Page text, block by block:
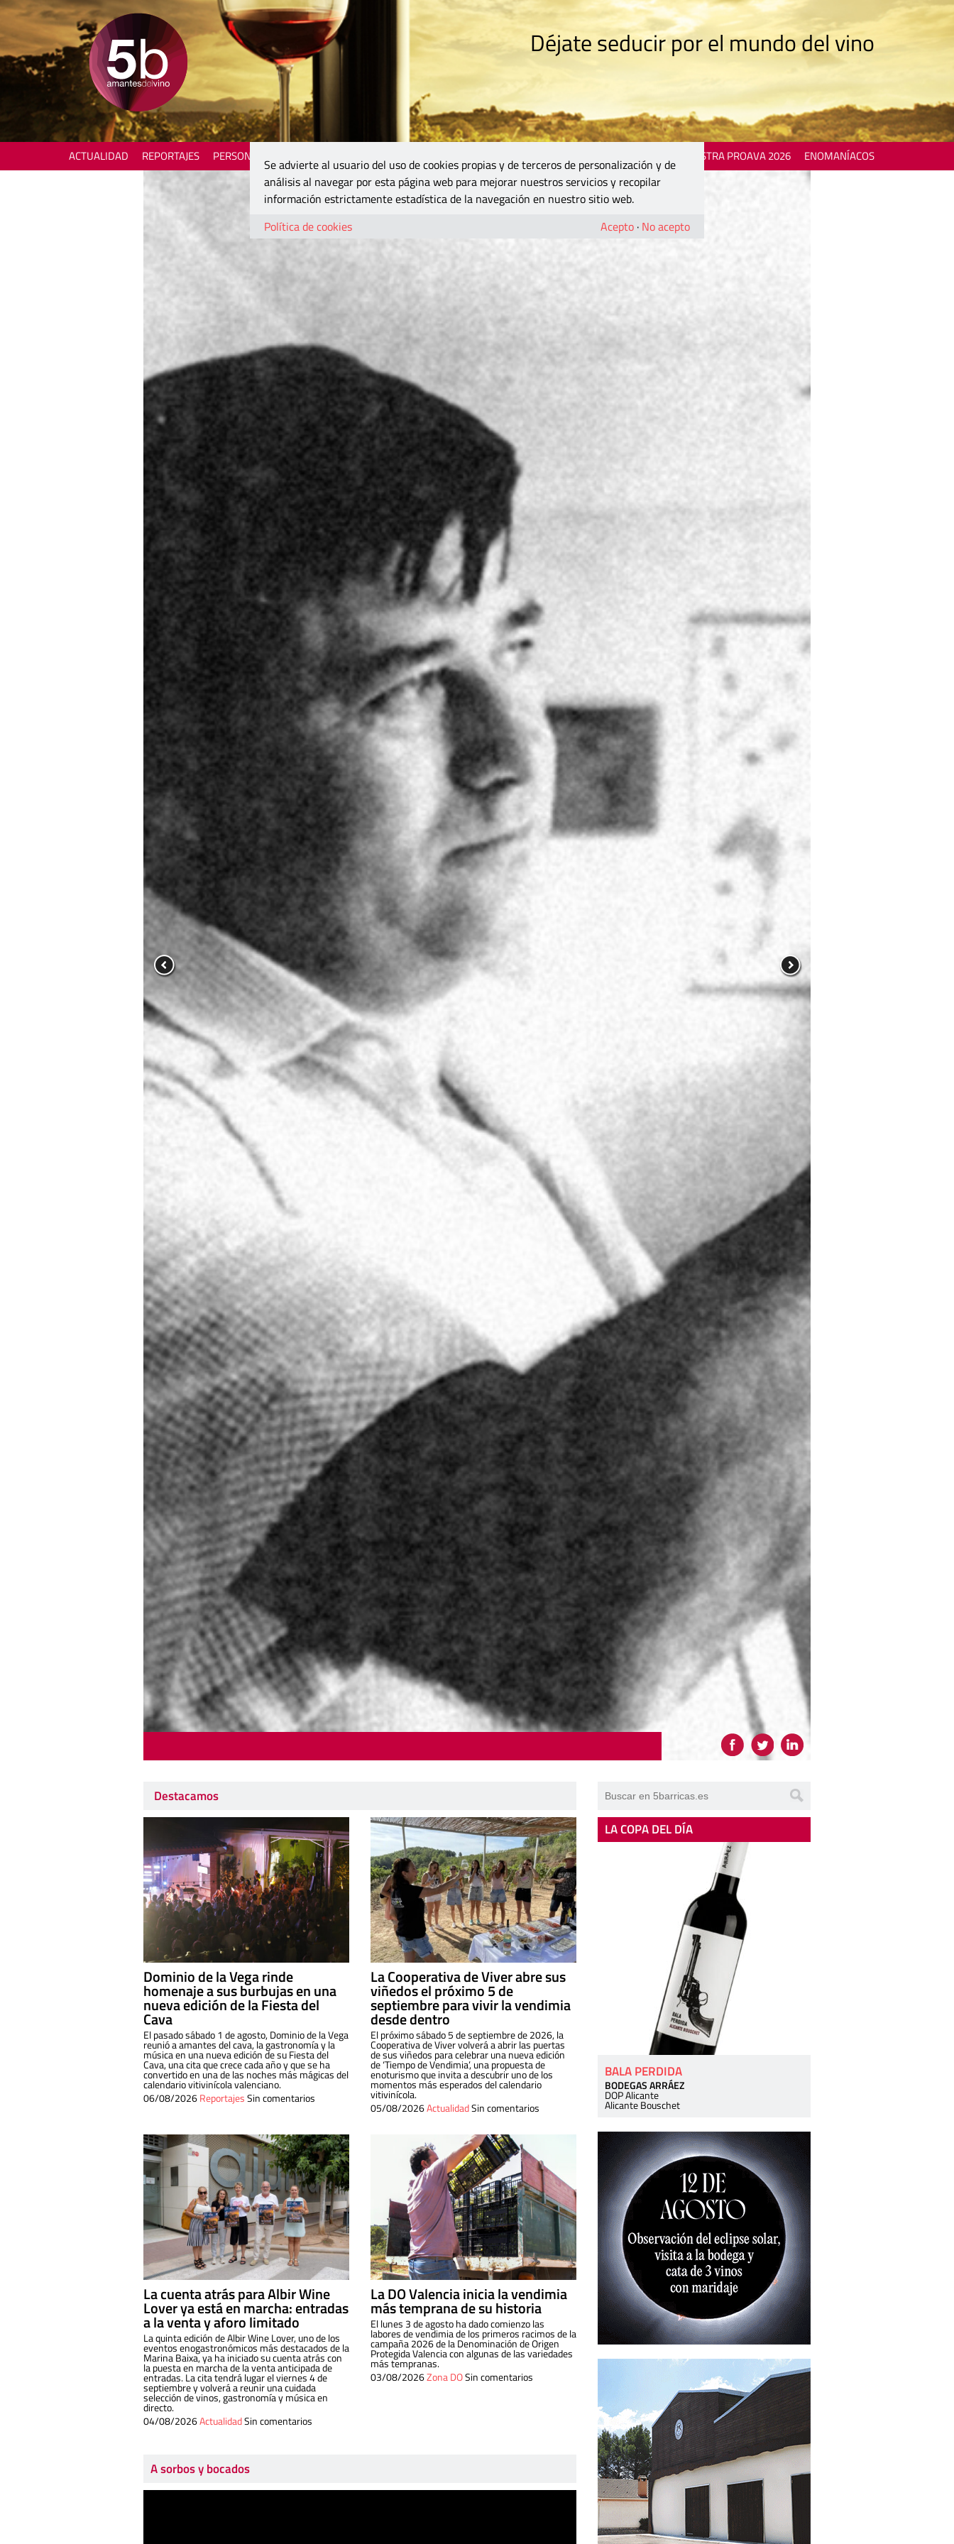
Déjate seducir por el mundo del vino
ACTUALIDAD REPORTAJES PERSONAJES MOSTRA PROAVA 2026 ENOMANÍACOS
Destacamos
Dominio de la Vega rinde
homenaje a sus burbujas en una
nueva edición de la Fiesta del
Cava
El pasado sábado 1 de agosto, Dominio de la Vega
reunió a amantes del cava, la gastronomía y la
música en una nueva edición de su Fiesta del
Cava, una cita que crece cada año y que se ha
convertido en una de las noches más mágicas del
calendario vitivinícola valenciano.
06/08/2026ReportajesSin comentarios
La Cooperativa de Viver abre sus
viñedos el próximo 5 de
septiembre para vivir la vendimia
desde dentro
El próximo sábado 5 de septiembre de 2026, la
Cooperativa de Viver volverá a abrir las puertas
de sus viñedos para celebrar una nueva edición
de ‘Tiempo de Vendimia’, una propuesta de
enoturismo que invita a descubrir uno de los
momentos más esperados del calendario
vitivinícola.
05/08/2026ActualidadSin comentarios
La cuenta atrás para Albir Wine
Lover ya está en marcha: entradas
a la venta y aforo limitado
La quinta edición de Albir Wine Lover, uno de los
eventos enogastronómicos más destacados de la
Marina Baixa, ya ha iniciado su cuenta atrás con
la puesta en marcha de la venta anticipada de
entradas. La cita tendrá lugar el viernes 4 de
septiembre y volverá a reunir una cuidada
selección de vinos, gastronomía y música en
directo.
04/08/2026ActualidadSin comentarios
La DO Valencia inicia la vendimia
más temprana de su historia
El lunes 3 de agosto ha dado comienzo las
labores de vendimia de los primeros racimos de la
campaña 2026 de la Denominación de Origen
Protegida Valencia con algunas de las variedades
más tempranas.
03/08/2026Zona DOSin comentarios
A sorbos y bocados
LA COPA DEL DÍA
BALA PERDIDA
BODEGAS ARRÁEZ
DOP Alicante
Alicante Bouschet
Se advierte al usuario del uso de cookies propias y de terceros de personalización y de
análisis al navegar por esta página web para mejorar nuestros servicios y recopilar
información estrictamente estadística de la navegación en nuestro sitio web.
Política de cookies
Acepto · No acepto